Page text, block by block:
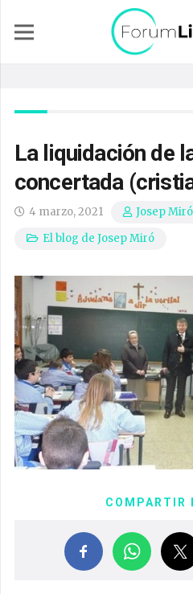
La liquidación de
concertada
4 marzo, 2021
Josep
El blog de Josep Miró
COMPARTIR